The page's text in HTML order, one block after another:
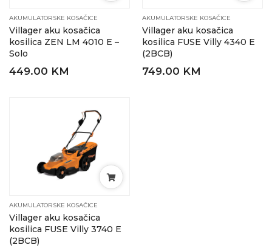
AKUMULATORSKE KOSAČICE
Villager aku kosačica
kosilica ZEN LM 4010 E –
Solo
449.00 KM
AKUMULATORSKE KOSAČICE
Villager aku kosačica
kosilica FUSE Villy 4340 E
(2BCB)
749.00 KM
AKUMULATORSKE KOSAČICE
Villager aku kosačica
kosilica FUSE Villy 3740 E
(2BCB)